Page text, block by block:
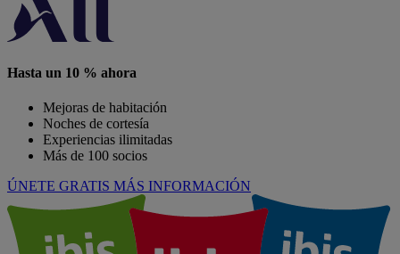
Hasta un 10 % ahora
Mejoras de habitación
Noches de cortesía
Experiencias ilimitadas
Más de 100 socios
ÚNETE GRATIS MÁS INFORMACIÓN